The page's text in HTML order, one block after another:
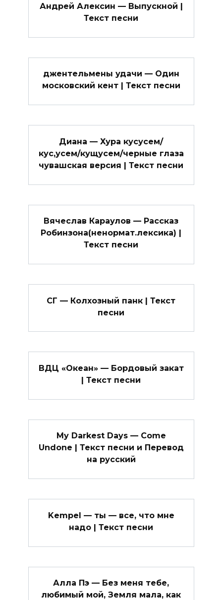
Андрей Алексин — Выпускной |
Текст песни
джентельмены удачи — Один
московский кент | Текст песни
Диана — Хура куcусем/
кус,усем/кущусем/черные глаза
чувашская версия | Текст песни
Вячеслав Караулов — Рассказ
Робинзона(ненормат.лексика) |
Текст песни
СГ — Колхозный панк | Текст
песни
ВДЦ «Океан» — Бордовый закат
| Текст песни
My Darkest Days — Come
Undone | Текст песни и Перевод
на русский
Kempel — ты — все, что мне
надо | Текст песни
Алла Пэ — Без меня тебе,
любимый мой, Земля мала, как